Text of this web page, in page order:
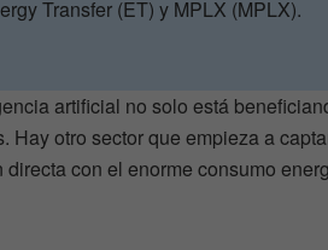
Transfer (ET) y MPLX (MPLX).
artificial no solo está
Hay otro sector que empieza a
directa con el enorme consumo